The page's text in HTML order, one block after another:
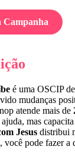
é uma OSCIP
mudanças
atende mais de
mas
Jesus distribui
você pode fazer a